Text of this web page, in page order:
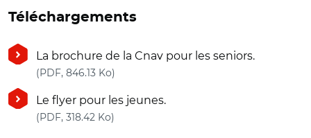
Téléchargements
La brochure de la Cnav pour les seniors.
(PDF, 846.13 Ko)
Le flyer pour les jeunes.
(PDF, 318.42 Ko)